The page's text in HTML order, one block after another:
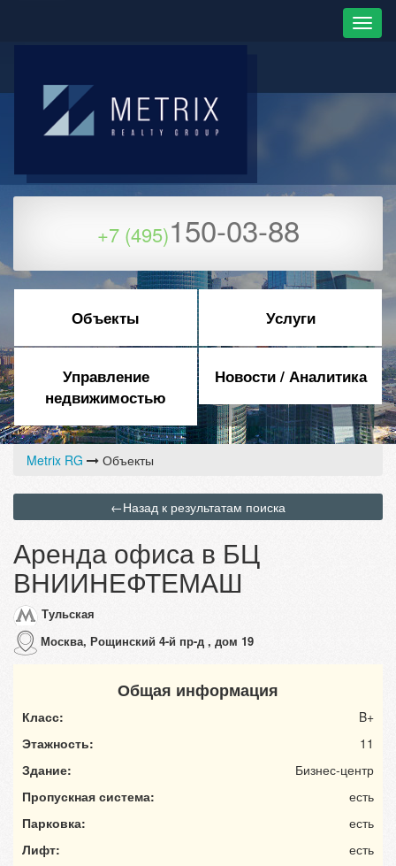
+7 (495)150-03-88
Объекты Услуги
Управление
недвижимостью
Новости / Аналитика
Metrix RG Объекты
←Назад к результатам поиска
Аренда офиса в БЦ
ВНИИНЕФТЕМАШ
Тульская
Москва, Рощинский 4-й пр-д , дом 19
Общая информация
Класс:
B+
Этажность:
11
Здание:
Бизнес-центр
Пропускная система:
есть
Парковка:
есть
Лифт:
есть